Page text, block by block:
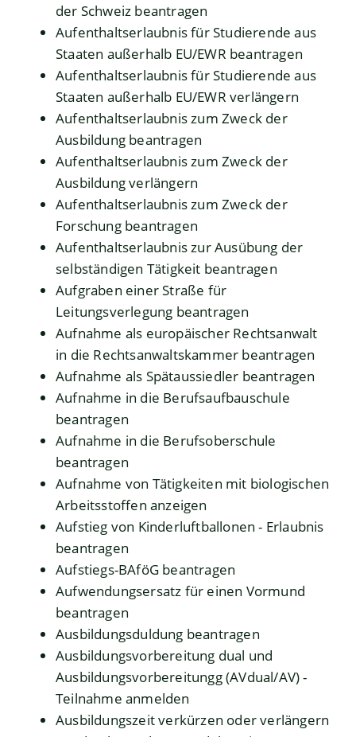
der Schweiz beantragen
Aufenthaltserlaubnis für Studierende aus
Staaten außerhalb EU/EWR beantragen
Aufenthaltserlaubnis für Studierende aus
Staaten außerhalb EU/EWR verlängern
Aufenthaltserlaubnis zum Zweck der
Ausbildung beantragen
Aufenthaltserlaubnis zum Zweck der
Ausbildung verlängern
Aufenthaltserlaubnis zum Zweck der
Forschung beantragen
Aufenthaltserlaubnis zur Ausübung der
selbständigen Tätigkeit beantragen
Aufgraben einer Straße für
Leitungsverlegung beantragen
Aufnahme als europäischer Rechtsanwalt
in die Rechtsanwaltskammer beantragen
Aufnahme als Spätaussiedler beantragen
Aufnahme in die Berufsaufbauschule
beantragen
Aufnahme in die Berufsoberschule
beantragen
Aufnahme von Tätigkeiten mit biologischen
Arbeitsstoffen anzeigen
Aufstieg von Kinderluftballonen - Erlaubnis
beantragen
Aufstiegs-BAföG beantragen
Aufwendungsersatz für einen Vormund
beantragen
Ausbildungsduldung beantragen
Ausbildungsvorbereitung dual und
Ausbildungsvorbereitungg (AVdual/AV) -
Teilnahme anmelden
Ausbildungszeit verkürzen oder verlängern